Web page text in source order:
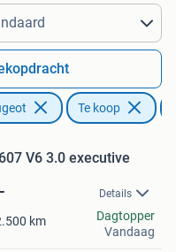
Te koop
V6 3.0 executive
Details
km
Dagtopper
Vandaag